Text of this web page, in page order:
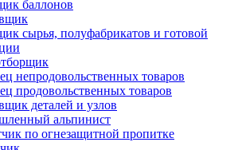
баллонов
сырья, полуфабрикатов и готовой
непродовольственных товаров
продовольственных товаров
деталей и узлов
альпинист
по огнезащитной пропитке